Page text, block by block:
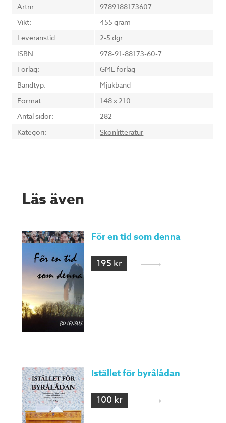
Artnr:
9789188173607
Vikt:
455 gram
Leveranstid:
2-5 dgr
ISBN:
978-91-88173-60-7
Förlag:
GML förlag
Bandtyp:
Mjukband
Format:
148 x 210
Antal sidor:
282
Kategori:
Skönlitteratur
Läs även
För en tid som denna
195 kr
Istället för byrålådan
100 kr